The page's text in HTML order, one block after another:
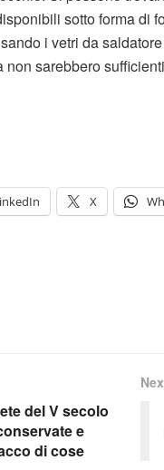
sotto forma di
i vetri da
non sarebbero
X
del V secolo
e
di cose